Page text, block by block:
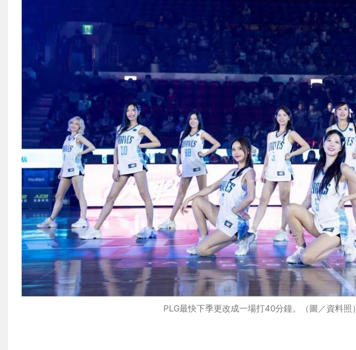
PLG最快下季更改成一場打40分鐘。（圖／資料照）